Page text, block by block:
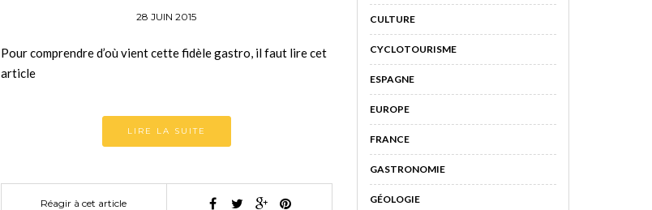
28 JUIN 2015
Pour comprendre d’où vient cette fidèle gastro, il faut lire cet
article
LIRE LA SUITE
Réagir à cet article
CULTURE
CYCLOTOURISME
ESPAGNE
EUROPE
FRANCE
GASTRONOMIE
GÉOLOGIE